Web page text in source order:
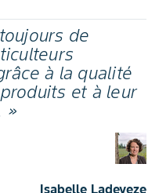
de
à la qualité
et à leur
»
Isabelle Ladeveze